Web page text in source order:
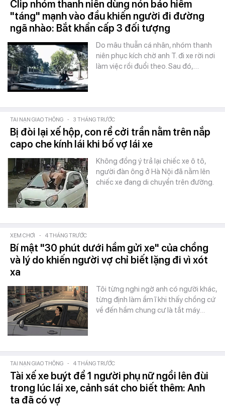
Clip nhóm thanh niên dùng nón bảo hiểm
"táng" mạnh vào đầu khiến người đi đường
ngã nhào: Bắt khẩn cấp 3 đối tượng
Do mâu thuẫn cá nhân, nhóm thanh
niên phục kích chờ anh T. đi xe rời nơi
làm việc rồi đuổi theo. Sau đó,…
TAI NẠN GIAO THÔNG - 3 THÁNG TRƯỚC
Bị đòi lại xế hộp, con rể cởi trần nằm trên nắp
capo che kính lái khi bố vợ lái xe
Không đồng ý trả lại chiếc xe ô tô,
người đàn ông ở Hà Nội đã nằm lên
chiếc xe đang di chuyển trên đường.
XEM CHƠI - 4 THÁNG TRƯỚC
Bí mật "30 phút dưới hầm gửi xe" của chồng
và lý do khiến người vợ chỉ biết lặng đi vì xót
xa
Tôi từng nghi ngờ anh có người khác,
từng định làm ầm ĩ khi thấy chồng cứ
về đến hầm chung cư là tắt máy…
TAI NẠN GIAO THÔNG - 4 THÁNG TRƯỚC
Tài xế xe buýt để 1 người phụ nữ ngồi lên đùi
trong lúc lái xe, cảnh sát cho biết thêm: Anh
ta đã có vợ